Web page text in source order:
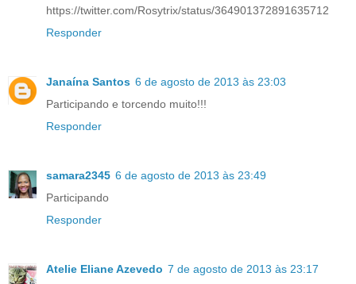
https://twitter.com/Rosytrix/status/364901372891635712
Responder
Janaína Santos 6 de agosto de 2013 às 23:03
Participando e torcendo muito!!!
Responder
samara2345 6 de agosto de 2013 às 23:49
Participando
Responder
Atelie Eliane Azevedo 7 de agosto de 2013 às 23:17